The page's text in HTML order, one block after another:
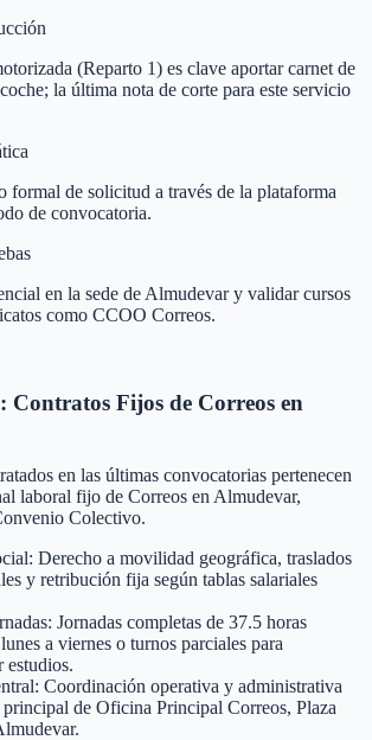
(Reparto 1) es clave aportar carnet de
la última nota de corte para este servicio
formal de solicitud a través de la plataforma
de convocatoria.
en la sede de Almudevar y validar cursos
como CCOO Correos.
Fijos de Correos en
en las últimas convocatorias pertenecen
laboral fijo de Correos en Almudevar,
Colectivo.
Derecho a movilidad geográfica, traslados
y retribución fija según tablas salariales
Jornadas completas de 37.5 horas
a viernes o turnos parciales para
estudios.
Coordinación operativa y administrativa
de Oficina Principal Correos, Plaza